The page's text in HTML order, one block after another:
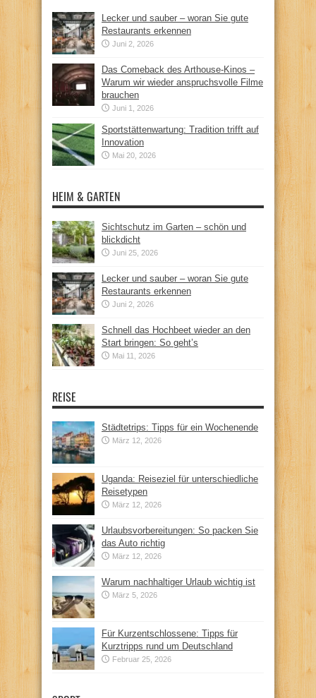
Lecker und sauber – woran Sie gute
Restaurants erkennen
Juni 2, 2026
Das Comeback des Arthouse-Kinos –
Warum wir wieder anspruchsvolle Filme
brauchen
Juni 1, 2026
Sportstättenwartung: Tradition trifft auf
Innovation
Mai 20, 2026
HEIM & GARTEN
Sichtschutz im Garten – schön und
blickdicht
Juni 25, 2026
Lecker und sauber – woran Sie gute
Restaurants erkennen
Juni 2, 2026
Schnell das Hochbeet wieder an den
Start bringen: So geht’s
Mai 11, 2026
REISE
Städtetrips: Tipps für ein Wochenende
März 12, 2026
Uganda: Reiseziel für unterschiedliche
Reisetypen
März 12, 2026
Urlaubsvorbereitungen: So packen Sie
das Auto richtig
März 12, 2026
Warum nachhaltiger Urlaub wichtig ist
März 5, 2026
Für Kurzentschlossene: Tipps für
Kurztripps rund um Deutschland
Februar 25, 2026